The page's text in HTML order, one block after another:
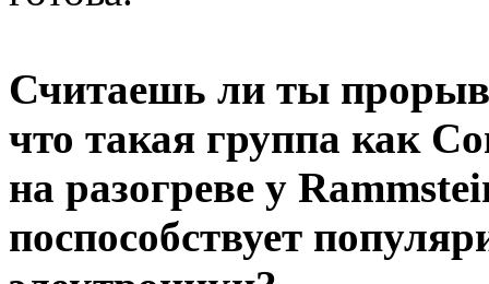
Считаешь ли ты
что такая группа как
на разогреве у
поспособствует